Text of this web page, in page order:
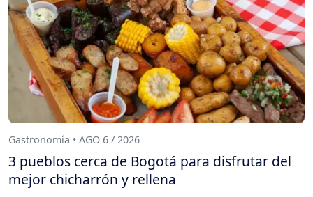
Gastronomía • AGO 6 / 2026
3 pueblos cerca de Bogotá para disfrutar del
mejor chicharrón y rellena